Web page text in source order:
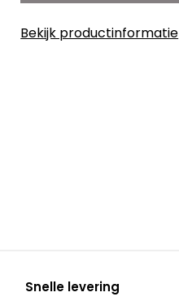
Bekijk productinformatie
Snelle levering